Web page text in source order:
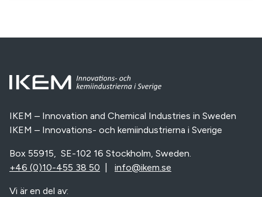
IKEM – Innovation and Chemical Industries in Sweden
IKEM – Innovations- och kemiindustrierna i Sverige
Box 55915, SE-102 16 Stockholm, Sweden.
+46 (0)10-455 38 50
info@ikem.se
Vi är en del av: